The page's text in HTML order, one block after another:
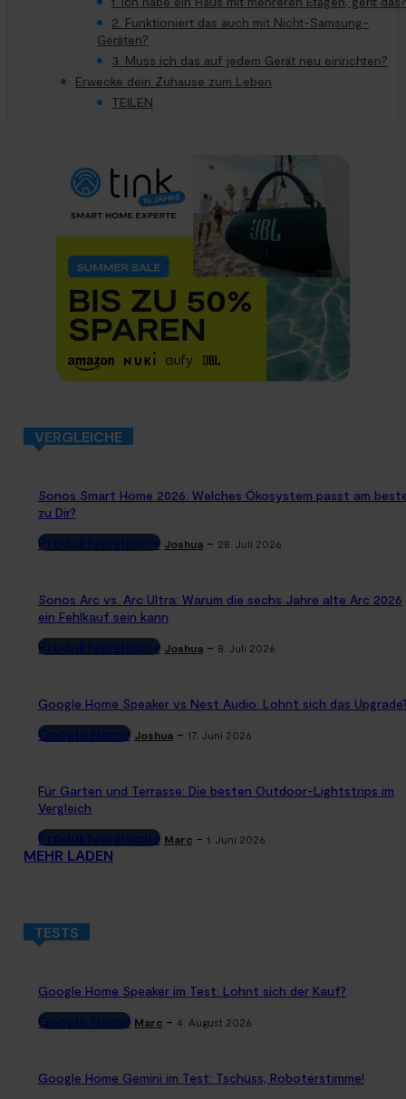
2. Funktioniert das auch mit Nicht-Samsung-
Geräten?
3. Muss ich das auf jedem Gerät neu einrichten?
Erwecke dein Zuhause zum Leben
TEILEN
VERGLEICHE
Sonos Smart Home 2026: Welches Ökosystem passt am
zu Dir?
Produktvergleiche Joshua - 28. Juli 2026
Sonos Arc vs. Arc Ultra: Warum die sechs Jahre alte Arc 2026
ein Fehlkauf sein kann
Produktvergleiche Joshua - 8. Juli 2026
Google Home Speaker vs Nest Audio: Lohnt sich das
Google Home Joshua - 17. Juni 2026
Für Garten und Terrasse: Die besten Outdoor-Lightstrips im
Vergleich
Produktvergleiche Marc - 1. Juni 2026
MEHR LADEN
TESTS
Google Home Speaker im Test: Lohnt sich der Kauf?
Google Home Marc - 4. August 2026
Google Home Gemini im Test: Tschüss, Roboterstimme!